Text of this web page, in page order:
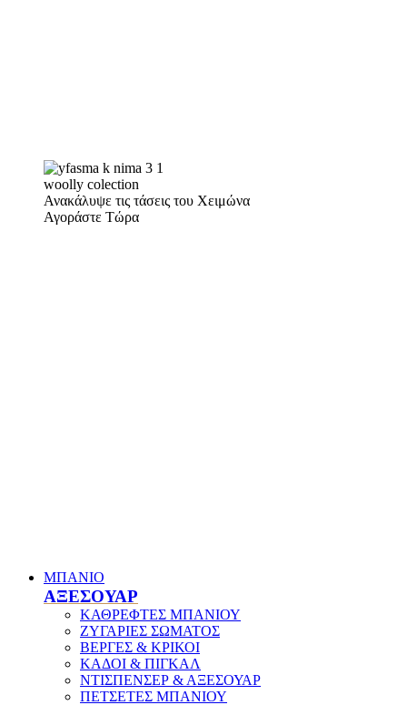
woolly colection
Ανακάλυψε τις τάσεις του Χειμώνα
Αγοράστε Τώρα
ΜΠΑΝΙΟ
ΑΞΕΣΟΥΑΡ
ΚΑΘΡΕΦΤΕΣ ΜΠΑΝΙΟΥ
ΖΥΓΑΡΙΕΣ ΣΩΜΑΤΟΣ
ΒΕΡΓΕΣ & ΚΡΙΚΟΙ
ΚΑΔΟΙ & ΠΙΓΚΑΛ
ΝΤΙΣΠΕΝΣΕΡ & ΑΞΕΣΟΥΑΡ
ΠΕΤΣΕΤΕΣ ΜΠΑΝΙΟΥ